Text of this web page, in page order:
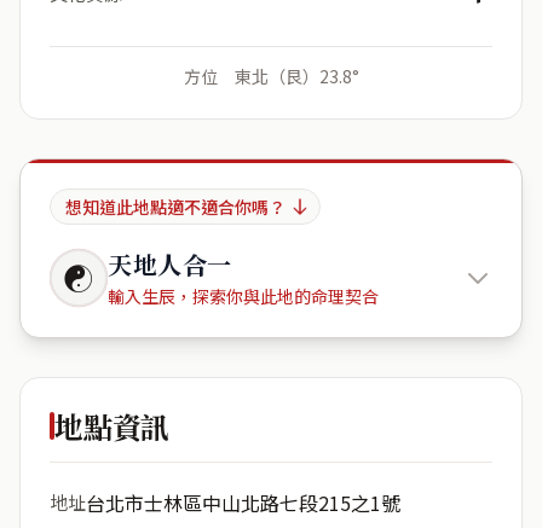
方位 東北（艮）23.8°
想知道此地點適不適合你嗎？
☯ 天地人合一
輸入生辰，探索你與此地的命理契合
天母中銀
地點資訊
地址台北市士林區中山北路七段215之1號